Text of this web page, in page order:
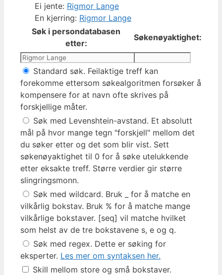
Ei jente: Rigmor Lange
En kjerring: Rigmor Lange
Søk i persondatabasen
etter:
Søkenøyaktighet:
Standard søk. Feilaktige treff kan
forekomme ettersom søkealgoritmen forsøker å
kompensere for at navn ofte skrives på
forskjellige måter.
Søk med Levenshtein-avstand. Et absolutt
mål på hvor mange tegn "forskjell" mellom det
du søker etter og det som blir vist. Sett
søkenøyaktighet til 0 for å søke utelukkende
etter eksakte treff. Større verdier gir større
slingringsmonn.
Søk med wildcard. Bruk _ for å matche en
vilkårlig bokstav. Bruk % for å matche mange
vilkårlige bokstaver. [seq] vil matche hvilket
som helst av de tre bokstavene s, e og q.
Søk med regex. Dette er søking for
eksperter. Les mer om syntaksen her.
Skill mellom store og små bokstaver.